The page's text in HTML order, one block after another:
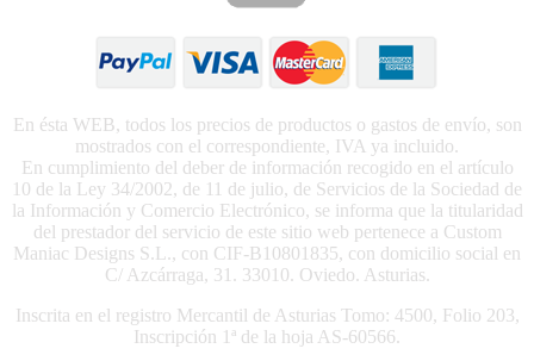
En ésta WEB, todos los precios de productos o gastos de envío, son
mostrados con el correspondiente, IVA ya incluido.
En cumplimiento del deber de información recogido en el artículo
10 de la Ley 34/2002, de 11 de julio, de Servicios de la Sociedad de
la Información y Comercio Electrónico, se informa que la titularidad
del prestador del servicio de este sitio web pertenece a Custom
Maniac Designs S.L., con CIF-B10801835, con domicilio social en
C/ Azcárraga, 31. 33010. Oviedo. Asturias.
Inscrita en el registro Mercantil de Asturias Tomo: 4500, Folio 203,
Inscripción 1ª de la hoja AS-60566.